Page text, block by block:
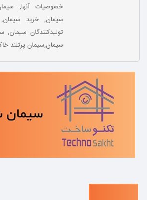
خصوصیات آنها,
سیمان, خرید
تولیدکنندگان سیمان,
سیمان,سیمان پرتلند